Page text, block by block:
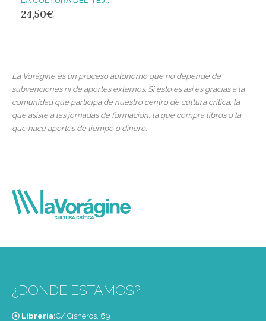
24,50€
La Vorágine es un proceso autónomo que no depende de
subvenciones ni de aportes externos. Si esto es así es gracias a la
comunidad que participa de nuestro centro de cultura crítica, la
que asiste a las jornadas de formación, la que compra libros o la
que hace aportes de tiempo o dinero.
¿DONDE ESTAMOS?
Librería:C/ Cisneros, 69